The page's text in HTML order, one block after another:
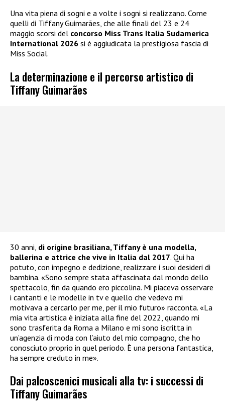
Una vita piena di sogni e a volte i sogni si realizzano. Come
quelli di Tiffany Guimarães, che alle finali del 23 e 24
maggio scorsi del concorso Miss Trans Italia Sudamerica
International 2026 si è aggiudicata la prestigiosa fascia di
Miss Social.
La determinazione e il percorso artistico di
Tiffany Guimarães
30 anni, di origine brasiliana, Tiffany è una modella,
ballerina e attrice che vive in Italia dal 2017. Qui ha
potuto, con impegno e dedizione, realizzare i suoi desideri di
bambina. «Sono sempre stata affascinata dal mondo dello
spettacolo, fin da quando ero piccolina. Mi piaceva osservare
i cantanti e le modelle in tv e quello che vedevo mi
motivava a cercarlo per me, per il mio futuro» racconta. «La
mia vita artistica è iniziata alla fine del 2022, quando mi
sono trasferita da Roma a Milano e mi sono iscritta in
un’agenzia di moda con l’aiuto del mio compagno, che ho
conosciuto proprio in quel periodo. È una persona fantastica,
ha sempre creduto in me».
Dai palcoscenici musicali alla tv: i successi di
Tiffany Guimarães